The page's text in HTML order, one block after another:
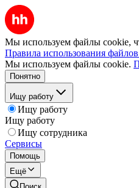
Мы используем файлы cookie,
Правила использования
Мы используем файлы cookie.
Понятно
Ищу работу
Ищу работу
Ищу работу
Ищу сотрудника
Сервисы
Помощь
Ещё